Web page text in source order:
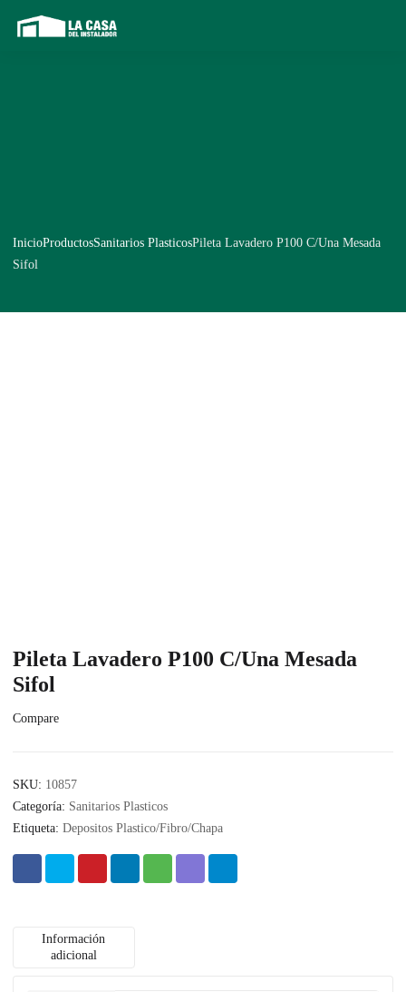
InicioProductosSanitarios PlasticosPileta Lavadero P100 C/Una Mesada
Sifol
Pileta Lavadero P100 C/Una Mesada
Sifol
Compare
SKU: 10857
Categoría: Sanitarios Plasticos
Etiqueta: Depositos Plastico/Fibro/Chapa
Información
adicional